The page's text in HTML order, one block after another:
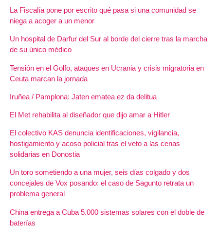
La Fiscalía pone por escrito qué pasa si una comunidad se
niega a acoger a un menor
Un hospital de Darfur del Sur al borde del cierre tras la marcha
de su único médico
Tensión en el Golfo, ataques en Ucrania y crisis migratoria en
Ceuta marcan la jornada
Iruñea / Pamplona: Jaten ematea ez da delitua
El Met rehabilita al diseñador que dijo amar a Hitler
El colectivo KAS denuncia identificaciones, vigilancia,
hostigamiento y acoso policial tras el veto a las cenas
solidarias en Donostia
Un toro sometiendo a una mujer, seis días colgado y dos
concejales de Vox posando: el caso de Sagunto retrata un
problema general
China entrega a Cuba 5.000 sistemas solares con el doble de
baterías